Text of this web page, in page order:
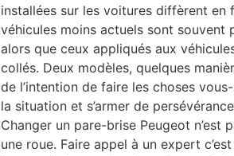
installées sur les voitures diffèrent en
véhicules moins actuels sont souvent
alors que ceux appliqués aux
collés. Deux modèles, quelques
de l’intention de faire les choses
la situation et s’armer de
Changer un pare-brise Peugeot n’est
une roue. Faire appel à un expert